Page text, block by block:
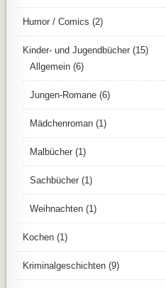
Humor / Comics (2)
Kinder- und Jugendbücher (15)
Allgemein (6)
Jungen-Romane (6)
Mädchenroman (1)
Malbücher (1)
Sachbücher (1)
Weihnachten (1)
Kochen (1)
Kriminalgeschichten (9)